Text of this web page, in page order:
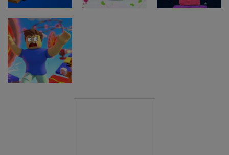
Arkadne igre
Taxi Driver
Ultimate